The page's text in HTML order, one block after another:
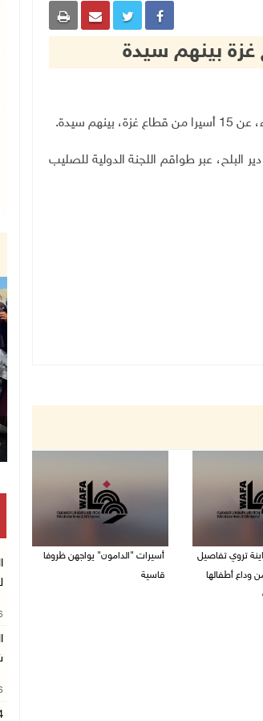
عبر طواقم اللجنة الدولية للصليب
تروي تفاصيل
وداع أطفالها
أسيرات "الدامون" يواجهن ظروفا
قاسية